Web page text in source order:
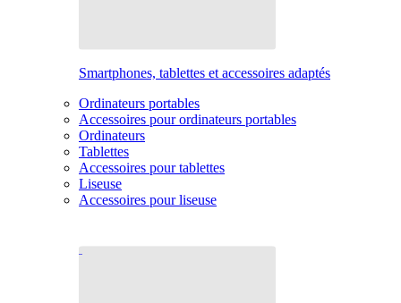
Smartphones, tablettes et accessoires adaptés
Ordinateurs portables
Accessoires pour ordinateurs portables
Ordinateurs
Tablettes
Accessoires pour tablettes
Liseuse
Accessoires pour liseuse